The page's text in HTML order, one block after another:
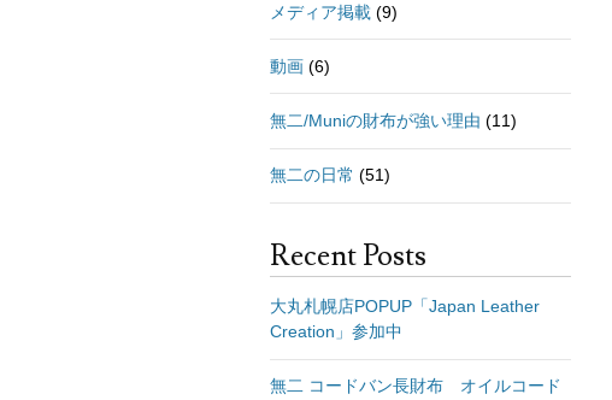
メディア掲載 (9)
動画 (6)
無二/Muniの財布が強い理由 (11)
無二の日常 (51)
Recent Posts
大丸札幌店POPUP「Japan Leather
Creation」参加中
無二 コードバン長財布 オイルコード